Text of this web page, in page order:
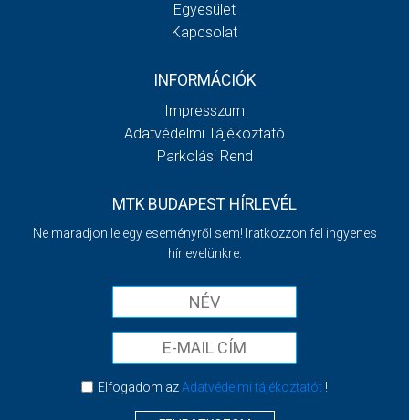
Egyesület
Kapcsolat
INFORMÁCIÓK
Impresszum
Adatvédelmi Tájékoztató
Parkolási Rend
MTK BUDAPEST HÍRLEVÉL
Ne maradjon le egy eseményről sem! Iratkozzon fel ingyenes
hírlevelünkre:
Elfogadom azAdatvédelmi tájékoztatót!